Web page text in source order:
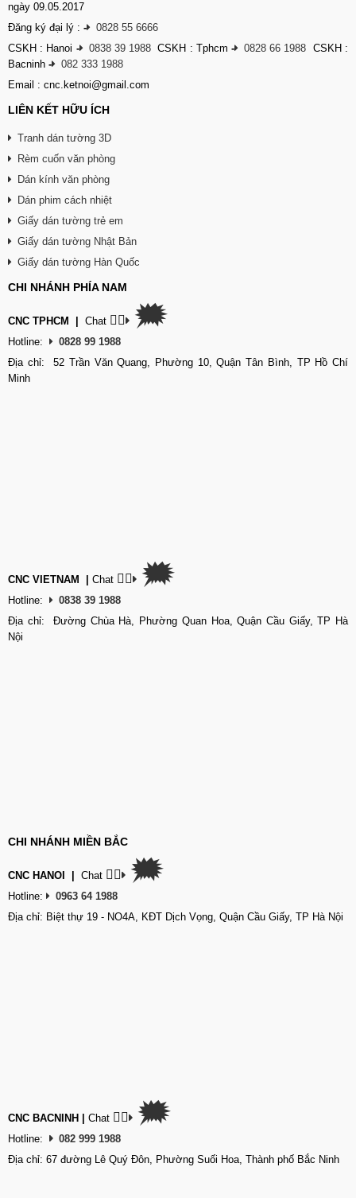
ngày 09.05.2017
Đăng ký đại lý : -
0828 55 6666
CSKH : Hanoi - 0838 39 1988 CSKH : Tphcm- 0828 66 1988 CSKH :
Bacninh -
082 333 1988
Email : cnc.ketnoi@gmail.com
LIÊN KẾT HỮU ÍCH
Tranh dán tường 3D
Rèm cuốn văn phòng
Dán kính văn phòng
Dán phim cách nhiệt
Giấy dán tường trẻ em
Giấy dán tường Nhật Bản
Giấy dán tường Hàn Quốc
CHI NHÁNH PHÍA NAM
CNC TPHCM Chat 👉🏽 🗯
Hotline:
0828 99 1988
Địa chỉ: 52 Trần Văn Quang, Phường 10, Quận Tân Bình, TP Hồ Chí
Minh
CNC VIETNAM Chat 👉🏽 🗯
Hotline:
0838 39 1988
Địa chỉ: Đường Chùa Hà, Phường Quan Hoa, Quận Cầu Giấy, TP Hà
Nội
CHI NHÁNH MIỀN BẮC
CNC HANOI Chat 👉🏽 🗯
Hotline:
0963 64 1988
Địa chỉ: Biệt thự 19 - NO4A, KĐT Dịch Vọng, Quận Cầu Giấy, TP Hà Nội
CNC BACNINH Chat 👉🏽 🗯
Hotline:
082 999 1988
Địa chỉ: 67 đường Lê Quý Đôn, Phường Suối Hoa, Thành phố Bắc Ninh